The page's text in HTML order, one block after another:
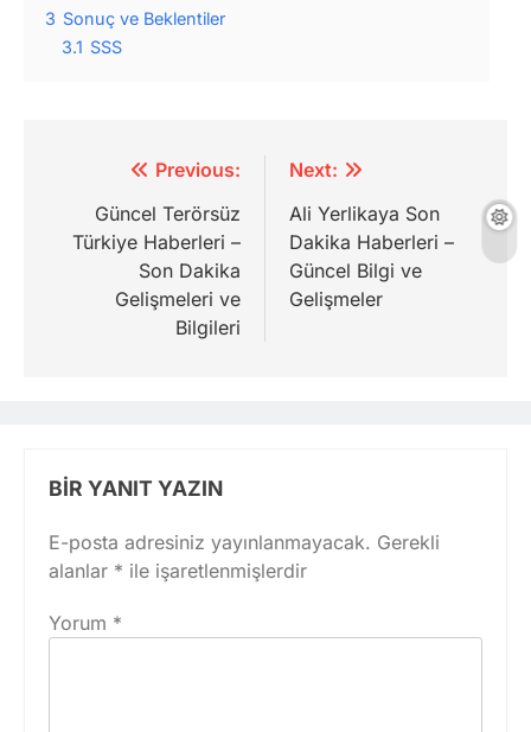
3 Sonuç ve Beklentiler
3.1 SSS
gezinmesi
Previous:
Güncel Terörsüz
Türkiye Haberleri –
Son Dakika
Gelişmeleri ve
Bilgileri
Next:
Ali Yerlikaya Son
Dakika Haberleri –
Güncel Bilgi ve
Gelişmeler
BIR YANIT YAZIN
E-posta adresiniz yayınlanmayacak. Gerekli
alanlar * ile işaretlenmişlerdir
Yorum *